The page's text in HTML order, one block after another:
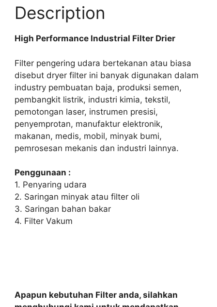
Description
High Performance Industrial Filter Drier
Filter pengering udara bertekanan atau biasa
disebut dryer filter ini banyak digunakan dalam
industry pembuatan baja, produksi semen,
pembangkit listrik, industri kimia, tekstil,
pemotongan laser, instrumen presisi,
penyemprotan, manufaktur elektronik,
makanan, medis, mobil, minyak bumi,
pemrosesan mekanis dan industri lainnya.
Penggunaan :
1. Penyaring udara
2. Saringan minyak atau filter oli
3. Saringan bahan bakar
4. Filter Vakum
Apapun kebutuhan Filter anda, silahkan